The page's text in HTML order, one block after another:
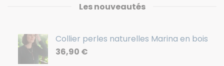
Les nouveautés
Collier perles naturelles Marina en bois
36,90 €